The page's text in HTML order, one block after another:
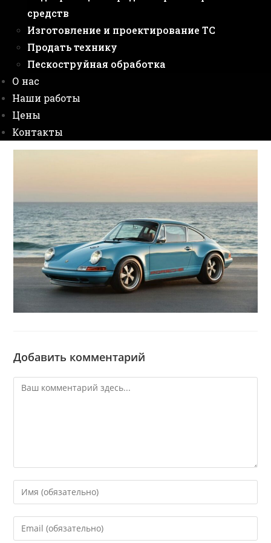
средств
Изготовление и проектирование ТС
Продать технику
Пескоструйная обработка
О нас
Наши работы
Цены
Контакты
Добавить комментарий
Комментарий
Введите
свое
имя
или
Введите
свой